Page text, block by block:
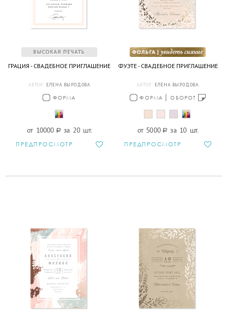
ГРАЦИЯ - СВАДЕБНОЕ ПРИГЛАШЕНИЕ
АВТОР: ЕЛЕНА ВЫРОДОВА
ФОРМА
от 10000 aза 20 шт.
ПРЕДПРОСМОТР
ФУЭТЕ - СВАДЕБНОЕ ПРИГЛАШЕНИЕ
АВТОР: ЕЛЕНА ВЫРОДОВА
ФОРМА ОБОРОТ
от 5000 a за 10 шт.
ПРЕДПРОСМОТР